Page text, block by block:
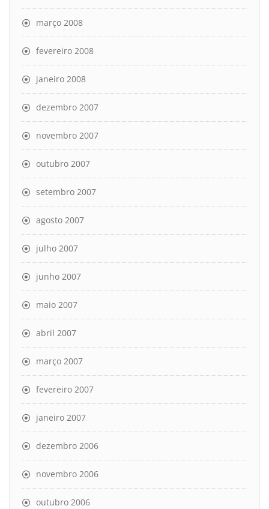
março 2008
fevereiro 2008
janeiro 2008
dezembro 2007
novembro 2007
outubro 2007
setembro 2007
agosto 2007
julho 2007
junho 2007
maio 2007
abril 2007
março 2007
fevereiro 2007
janeiro 2007
dezembro 2006
novembro 2006
outubro 2006